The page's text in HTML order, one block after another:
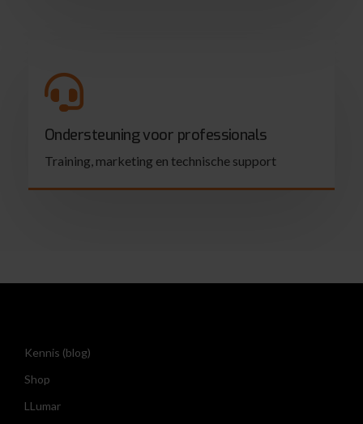
Ondersteuning voor professionals
Training, marketing en technische support
Kennis (blog)
Shop
LLumar